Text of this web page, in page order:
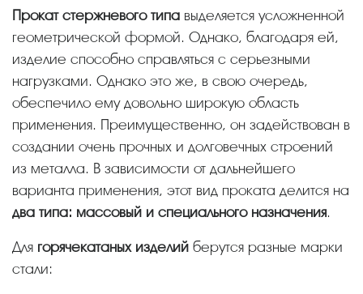
Прокат стержневого типа выделяется усложненной
геометрической формой. Однако, благодаря ей,
изделие способно справляться с серьезными
нагрузками. Однако это же, в свою очередь,
обеспечило ему довольно широкую область
применения. Преимущественно, он задействован в
создании очень прочных и долговечных строений
из металла. В зависимости от дальнейшего
варианта применения, этот вид проката делится на
два типа: массовый и специального назначения.
Для горячекатаных изделий берутся разные марки
стали: